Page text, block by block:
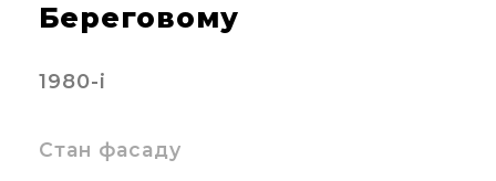
Береговому
1980-і
Стан фасаду